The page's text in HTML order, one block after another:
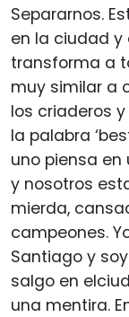
Separarnos.
en la ciudad y
transforma a
muy similar a
los criaderos
la palabra
uno piensa en
y nosotros
mierda,
campeones.
Santiago y
salgo en
una mentira.